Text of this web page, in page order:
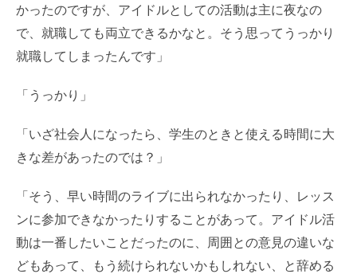
かったのですが、アイドルとしての活動は主に夜なの
で、就職しても両立できるかなと。そう思ってうっかり
就職してしまったんです」
「うっかり」
「いざ社会人になったら、学生のときと使える時間に大
きな差があったのでは？」
「そう、早い時間のライブに出られなかったり、レッス
ンに参加できなかったりすることがあって。アイドル活
動は一番したいことだったのに、周囲との意見の違いな
どもあって、もう続けられないかもしれない、と辞める